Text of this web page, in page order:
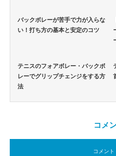
バックボレーが苦手で力が入らな
い！打ち方の基本と安定のコツ
テニスのフォアボレー・バックボ
レーでグリップチェンジをする方
法
コメ
コメント